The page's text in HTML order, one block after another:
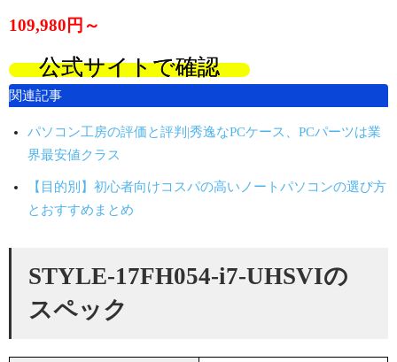
109,980円～
公式サイトで確認
関連記事
パソコン工房の評価と評判|秀逸なPCケース、PCパーツは業
界最安値クラス
【目的別】初心者向けコスパの高いノートパソコンの選び方
とおすすめまとめ
STYLE-17FH054-i7-UHSVIの
スペック